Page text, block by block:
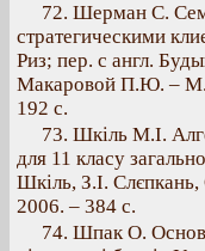
72. Шерман С.
стратегическими
Риз; пер. с англ.
Макаровой П.Ю. – М.:
192 с.
73. Шкіль М.І.
для 11 класу
Шкіль, З.І.
2006. – 384 с.
74. Шпак О.